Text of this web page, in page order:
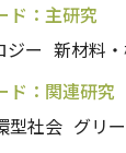
ド：主研究
ジー 新材料
ド：関連研究
型社会 グリ